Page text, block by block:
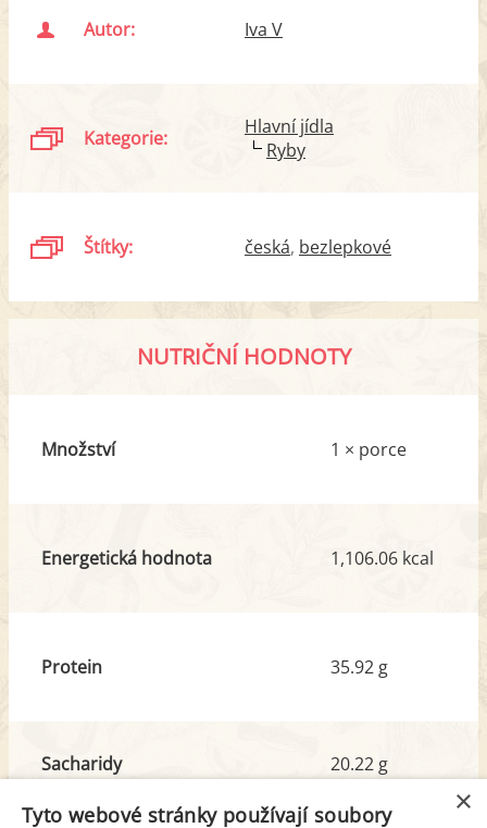
Autor: Iva V
Kategorie:
Hlavní jídla
Ryby
Štítky: česká bezlepkové
NUTRIČNÍ HODNOTY
Množství 1 × porce
Energetická hodnota 1,106.06 kcal
Protein 35.92 g
Sacharidy
z toho cukr
20.22 g
14.21 g
×
Tyto webové stránky používají soubory